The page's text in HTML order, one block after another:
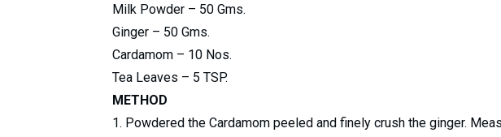
Milk Powder – 50 Gms.
Ginger – 50 Gms.
Cardamom – 10 Nos.
Tea Leaves – 5 TSP.
METHOD
1. Powdered the Cardamom peeled and finely crush the ginger.